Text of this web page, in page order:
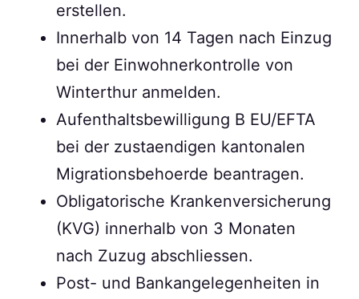
erstellen.
Innerhalb von 14 Tagen nach Einzug
bei der Einwohnerkontrolle von
Winterthur anmelden.
Aufenthaltsbewilligung B EU/EFTA
bei der zustaendigen kantonalen
Migrationsbehoerde beantragen.
Obligatorische Krankenversicherung
(KVG) innerhalb von 3 Monaten
nach Zuzug abschliessen.
Post- und Bankangelegenheiten in